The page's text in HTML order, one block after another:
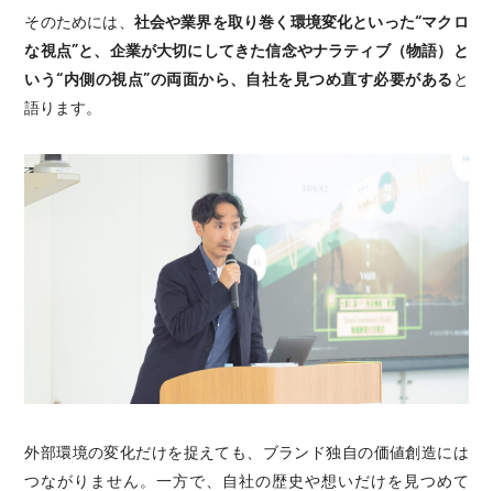
そのためには、 社会や業界を取り巻く環境変化といった“マクロ
な視点”と、企業が大切にしてきた信念やナラティブ（物語）と
いう“内側の視点”の両面から、自社を見つめ直す必要がある と
語ります。
外部環境の変化だけを捉えても、ブランド独自の価値創造には
つながりません。一方で、自社の歴史や想いだけを見つめて